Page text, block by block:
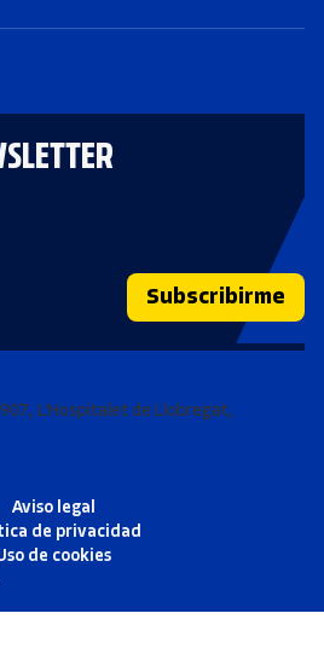
Subscribirme
L'Hospitalet de Llobregat,
Aviso legal
de privacidad
de cookies